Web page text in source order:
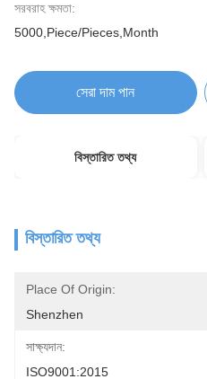
সরবরাহ ক্ষমতা:
5000,Piece/Pieces,Month
সেরা দাম পান
বিস্তারিত তথ্য
বিস্তারিত তথ্য
Place Of Origin:
Shenzhen
সাক্ষ্যদান:
ISO9001:2015